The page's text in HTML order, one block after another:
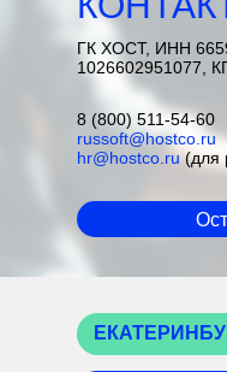
ГК ХОСТ, ИНН
1026602951077,
8 (800) 511-54-60
russoft@hostco.ru
hr@hostco.ru(для